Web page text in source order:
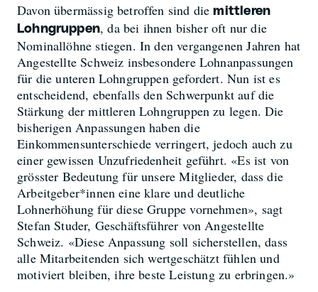
Davon übermässig betroffen sind diemittleren
Lohngruppen, da bei ihnen bisher oft nur die
Nominallöhne stiegen. In den vergangenen Jahren hat
Angestellte Schweiz insbesondere Lohnanpassungen
für die unteren Lohngruppen gefordert. Nun ist es
entscheidend, ebenfalls den Schwerpunkt auf die
Stärkung der mittleren Lohngruppen zu legen. Die
bisherigen Anpassungen haben die
Einkommensunterschiede verringert, jedoch auch zu
einer gewissen Unzufriedenheit geführt. «Es ist von
grösster Bedeutung für unsere Mitglieder, dass die
Arbeitgeber*innen eine klare und deutliche
Lohnerhöhung für diese Gruppe vornehmen», sagt
Stefan Studer, Geschäftsführer von Angestellte
Schweiz. «Diese Anpassung soll sicherstellen, dass
alle Mitarbeitenden sich wertgeschätzt fühlen und
motiviert bleiben, ihre beste Leistung zu erbringen.»